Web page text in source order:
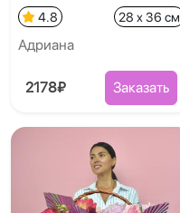
4.8 28 x 36 см
Адриана
2178₽ Заказать